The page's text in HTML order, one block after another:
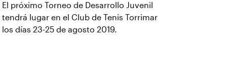
El próximo Torneo de Desarrollo Juvenil
tendrá lugar en el Club de Tenis Torrimar
los días 23-25 de agosto 2019.